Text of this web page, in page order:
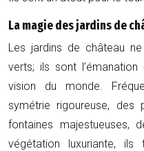
La magie des jardins de
Les jardins de château
verts; ils sont l’émanation
vision du monde.
symétrie rigoureuse, des
fontaines majestueuses,
végétation luxuriante,